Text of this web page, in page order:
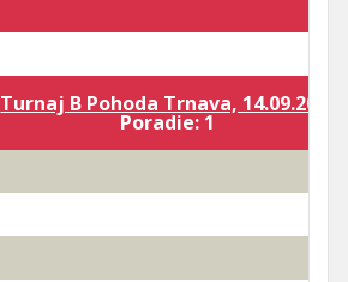
Turnaj B Pohoda Trnava, 14.09.2019
Poradie: 1